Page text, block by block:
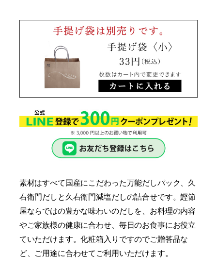
素材はすべて国産にこだわった万能だしパック、久
右衛門だしと久右衛門減塩だしの詰合せです。鰹節
屋ならではの豊かな味わいのだしを、お料理の内容
やご家族様の健康に合わせ、毎日のお食事にお役立
ていただけます。化粧箱入りですのでご贈答品な
ど、ご用途に合わせてご利用いただけます。